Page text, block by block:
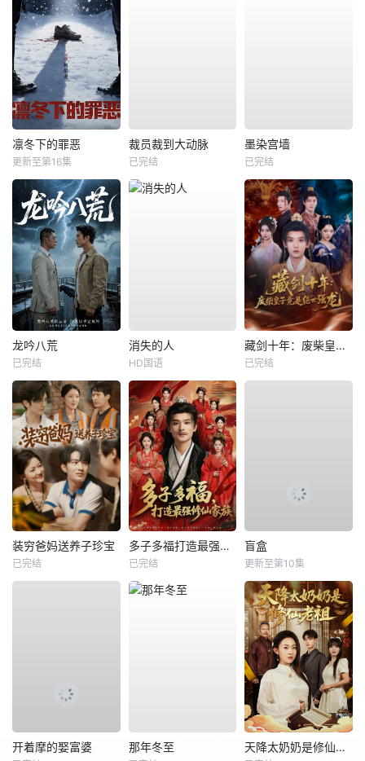
凛冬下的罪恶
更新至第16集
裁员裁到大动脉
已完结
墨染宫墙
已完结
龙吟八荒
已完结
消失的人
HD国语
藏剑十年：废柴皇子竟是绝世强龙
已完结
装穷爸妈送养子珍宝
已完结
多子多福打造最强修仙家族
已完结
盲盒
更新至第10集
开着摩的娶富婆 那年冬至 天降太奶奶是修仙老祖